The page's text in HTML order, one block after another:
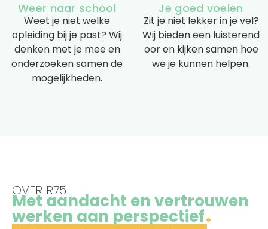
Weer naar school
Weet je niet welke
opleiding bij je past? Wij
denken met je mee en
onderzoeken samen de
mogelijkheden.
Je goed voelen
Zit je niet lekker in je vel?
Wij bieden een luisterend
oor en kijken samen hoe
we je kunnen helpen.
OVER R75
Met aandacht en vertrouwen
werken aan perspectief